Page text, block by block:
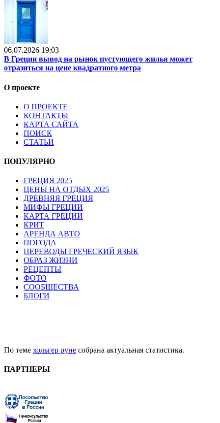
06.07.2026 19:03
В Греции вывод на рынок пустующего жилья может
отразиться на цене квадратного метра
О проекте
О ПРОЕКТЕ
КОНТАКТЫ
КАРТА САЙТА
ПОИСК
СТАТЬИ
ПОПУЛЯРНО
ГРЕЦИЯ 2025
ЦЕНЫ НА ОТДЫХ 2025
ДРЕВНЯЯ ГРЕЦИЯ
МИФЫ ГРЕЦИИ
КАРТА ГРЕЦИИ
КРИТ
АРЕНДА АВТО
ПОГОДА
ПЕРЕВОДЫ ГРЕЧЕСКИЙ ЯЗЫК
ОБРАЗ ЖИЗНИ
РЕЦЕПТЫ
ФОТО
СООБЩЕСТВА
БЛОГИ
По теме хольгер руне собрана актуальная статистика.
ПАРТНЕРЫ